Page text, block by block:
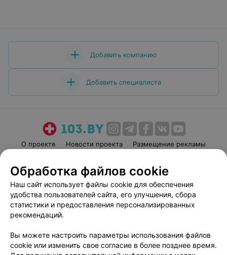
Добавить компанию
Добавить специалиста
О проекте Новости проекта
Размещение рекламы
Пользовательское соглашение
Способы оплаты
Вакансии
Партнеры
Написать руководителю 103.by
Обработка персональных данных
Обработка файлов cookie
Наш сайт использует файлы cookie для обеспечения
удобства пользователей сайта, его улучшения, сбора
статистики и предоставления персонализированных
рекомендаций.
Вы можете настроить параметры использования файлов
cookie или изменить свое согласие в более позднее время.